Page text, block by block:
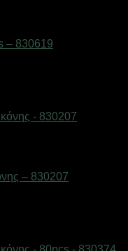
– 830619
– 830207